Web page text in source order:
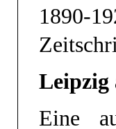
1890-
Leipzig
Eine